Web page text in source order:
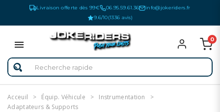
Livraison offerte dès 99€ 06.95.59.61.36
info@jokeriders.fr
9.6/10(1336 avis)
0
Acceuil Équip. Véhicule
Instrumentation
Adaptateurs & Supports